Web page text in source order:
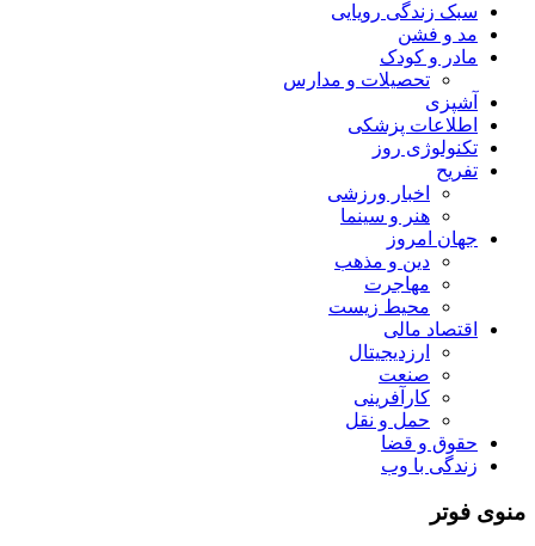
سبک زندگی رویایی
مد و فشن
مادر و کودک
تحصیلات و مدارس
آشپزی
اطلاعات پزشکی
تکنولوژی روز
تفریح
اخبار ورزشی
هنر و سینما
جهان امروز
دین و مذهب
مهاجرت
محیط زیست
اقتصاد مالی
ارزدیجیتال
صنعت
کارآفرینی
حمل و نقل
حقوق و قضا
زندگی با وب
منوی فوتر